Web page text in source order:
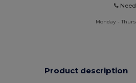
Monday -
Product description